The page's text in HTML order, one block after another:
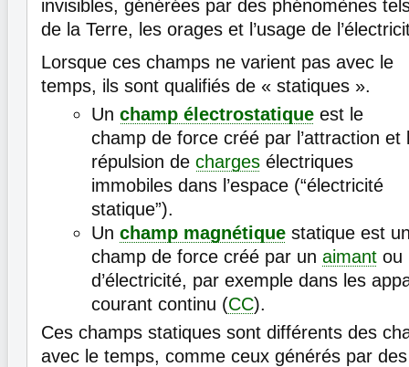
invisibles, générées par des phénomènes
de la Terre, les orages et l’usage de
Lorsque ces champs ne varient pas avec le
temps, ils sont qualifiés de « statiques ».
Un champ électrostatique est le
champ de force créé par l’attraction et
répulsion de charges électriques
immobiles dans l’espace (“électricité
statique”).
Un champ magnétique statique est
champ de force créé par un aimant ou
d’électricité, par exemple dans les
courant continu (CC).
Ces champs statiques sont différents des
avec le temps, comme ceux générés par